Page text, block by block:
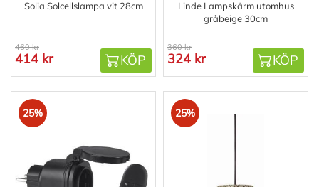
Solia Solcellslampa vit 28cm
460 kr
414 kr KÖP
Linde Lampskärm utomhus
gråbeige 30cm
360 kr
324 kr KÖP
25% 25%